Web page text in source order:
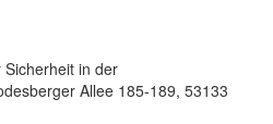
in der
Allee 185-189, 53133